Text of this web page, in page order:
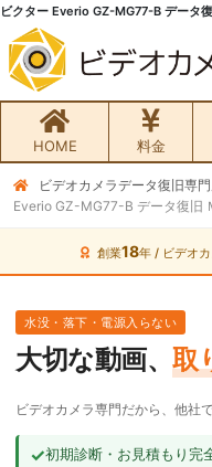
ビクター Everio GZ-MG77-B データ
HOME 料金
無料初期診断お申込み
ビデオカメラ データ復
料金・メニュー
サービスの流れ
ビデオカメラデータ復旧専
Everio GZ-MG77-B データ復旧
創業18年 / ビデオ
水没・落下・電源入らない
大切な動画、 取
ビデオカメラ専門だから、他社
✓初期診断・お見積もり完